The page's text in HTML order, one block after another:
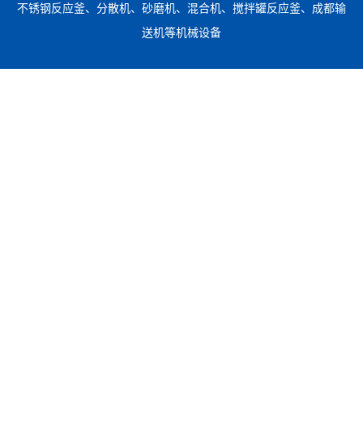
不锈钢反应釜、分散机、砂磨机、混合机、搅拌罐反应釜、成都输
送机等机械设备